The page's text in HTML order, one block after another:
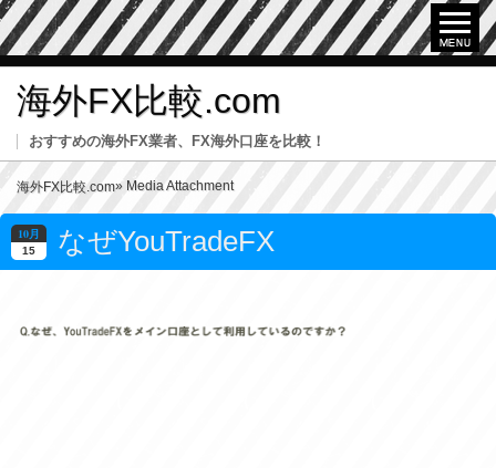
海外FX比較.com
おすすめの海外FX業者、FX海外口座を比較！
海外FX比較.com» Media Attachment
10月
15 なぜYouTradeFX